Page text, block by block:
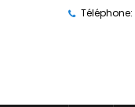
Téléphone: